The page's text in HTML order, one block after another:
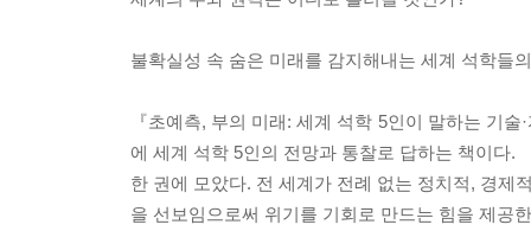
불확실성 속 숨은 미래를 감지해내는 세계 석학들
『초예측, 부의 미래: 세계 석학 5인이 말하는 기
에 세계 석학 5인의 전망과 통찰로 답하는 책이다.
한 권에 모았다. 전 세계가 전례 없는 정치적, 경제
을 선보임으로써 위기를 기회로 만드는 힘을 제공